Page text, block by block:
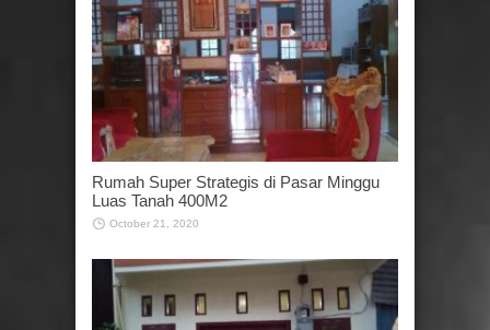
Rumah Super Strategis di Pasar Minggu
Luas Tanah 400M2
October 21, 2020